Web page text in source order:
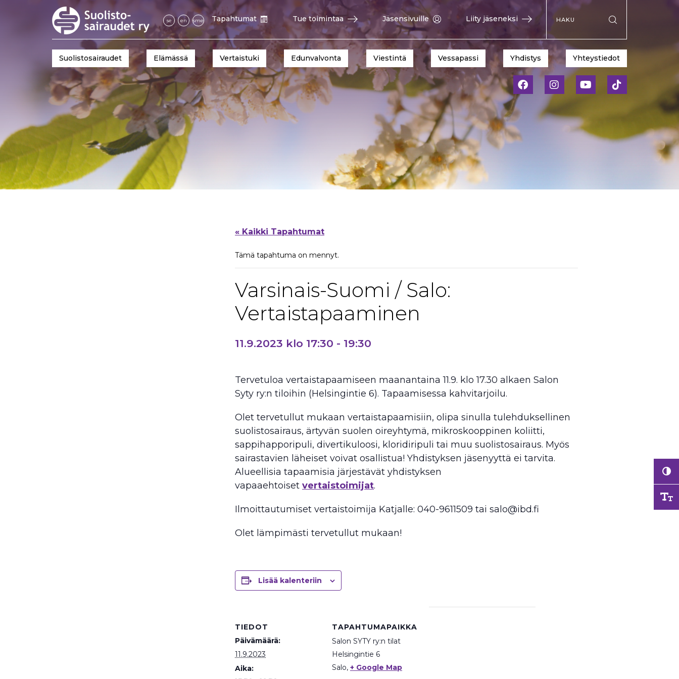
se en sme Tapahtumat Tue toimintaa Jäsensivuille Liity jäseneksi
Hae sivustolta
Suolistosairaudet Elämässä Vertaistuki Edunvalvonta Viestintä Vessapassi Yhdistys Yhteystiedot
« Kaikki Tapahtumat
Tämä tapahtuma on mennyt.
Varsinais-Suomi / Salo:
Vertaistapaaminen
11.9.2023 klo 17:30 - 19:30
Tervetuloa vertaistapaamiseen maanantaina 11.9. klo 17.30 alkaen Salon
Syty ry:n tiloihin (Helsingintie 6). Tapaamisessa kahvitarjoilu.
Olet tervetullut mukaan vertaistapaamisiin, olipa sinulla tulehduksellinen
suolistosairaus, ärtyvän suolen oireyhtymä, mikroskooppinen koliitti,
sappihapporipuli, divertikuloosi, kloridiripuli tai muu suolistosairaus. Myös
sairastavien läheiset voivat osallistua! Yhdistyksen jäsenyyttä ei tarvita.
Alueellisia tapaamisia järjestävät yhdistyksen
vapaaehtoiset vertaistoimijat.
Ilmoittautumiset vertaistoimija Katjalle: 040-9611509 tai salo@ibd.fi
Olet lämpimästi tervetullut mukaan!
Lisää kalenteriin
TIEDOT
Päivämäärä:
11.9.2023
Aika:
TAPAHTUMAPAIKKA
Salon SYTY ry:n tilat
Helsingintie 6
Salo, + Google Map